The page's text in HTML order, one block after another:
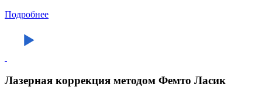
Подробнее
Лазерная коррекция методом Фемто Ласик